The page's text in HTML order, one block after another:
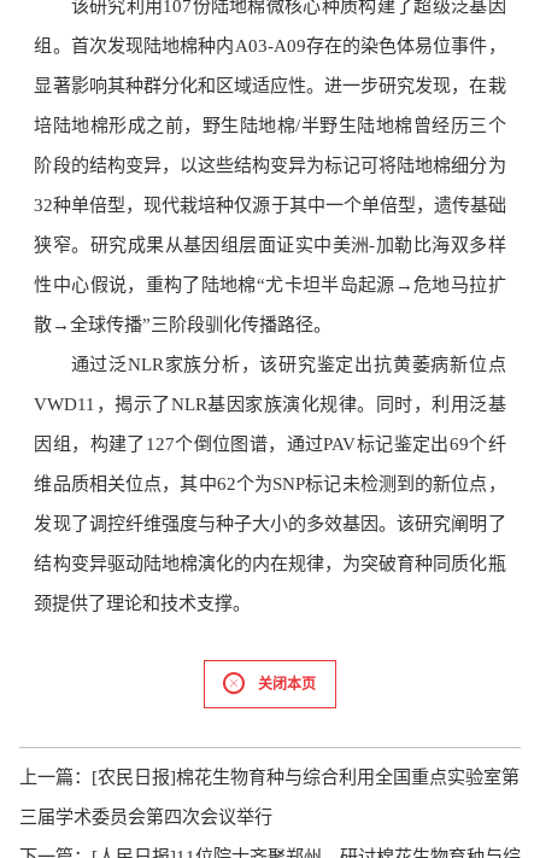
该研究利用107份陆地棉微核心种质构建了超级泛基因
组。首次发现陆地棉种内A03-A09存在的染色体易位事件，
显著影响其种群分化和区域适应性。进一步研究发现，在栽
培陆地棉形成之前，野生陆地棉/半野生陆地棉曾经历三个
阶段的结构变异，以这些结构变异为标记可将陆地棉细分为
32种单倍型，现代栽培种仅源于其中一个单倍型，遗传基础
狭窄。研究成果从基因组层面证实中美洲-加勒比海双多样
性中心假说，重构了陆地棉“尤卡坦半岛起源→危地马拉扩
散→全球传播”三阶段驯化传播路径。
通过泛NLR家族分析，该研究鉴定出抗黄萎病新位点
VWD11，揭示了NLR基因家族演化规律。同时，利用泛基
因组，构建了127个倒位图谱，通过PAV标记鉴定出69个纤
维品质相关位点，其中62个为SNP标记未检测到的新位点，
发现了调控纤维强度与种子大小的多效基因。该研究阐明了
结构变异驱动陆地棉演化的内在规律，为突破育种同质化瓶
颈提供了理论和技术支撑。
关闭本页
上一篇： [农民日报]棉花生物育种与综合利用全国重点实验室第
三届学术委员会第四次会议举行